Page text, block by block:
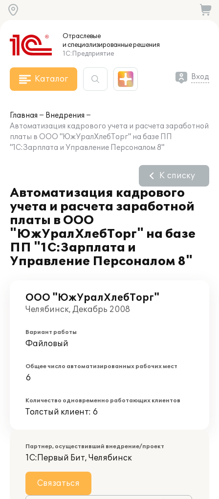
Отраслевые
и специализированныерешения
1С:Предприятие
Каталог Вход
Главная
Внедрения
Автоматизация кадрового учета и расчета заработной
платы в ООО "ЮжУралХлебТорг" на базе ПП
"1С:Зарплата и Управление Персоналом 8"
Автоматизация кадрового
учета и расчета заработной
платы в ООО
"ЮжУралХлебТорг" на базе
ПП "1С:Зарплата и
Управление Персоналом 8"
К списку
ООО "ЮжУралХлебТорг"
Челябинск, Декабрь 2008
Вариант работы
Файловый
Общее число автоматизированных рабочих мест
6
Количество одновременно работающих клиентов
Толстый клиент: 6
Партнер, осуществивший внедрение/проект
1С:Первый Бит, Челябинск
Связаться